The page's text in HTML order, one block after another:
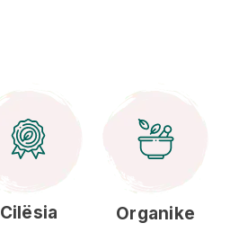
Cilësia Organike